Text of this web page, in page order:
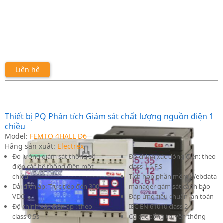
Liên hệ
Thiết bị PQ Phân tích Giám sát chất lượng nguồn điện 1
chiều
Model: FEMTO 4HALL D6
Hãng sản xuất: Electrex
Đo lường giám sát thông số
điện các hệ thống điện một
chiều
Dải điện áp: Trực tiếp đến 300
VDC
Độ chính xác điện áp : theo
class 0.5s
Độ chính xác dòng điện: theo
class 1.5 F.S
Tích hợp phần mềm Webdata
manager gám sát cảnh báo
Đáp ứng tiêu chuẩn an toàn
IEC EN 61010 class 2
Có các cổng truyền thông